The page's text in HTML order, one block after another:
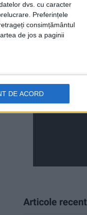
dvs. cu caracter
Preferințele
consimțământul
de jos a paginii
DE ACORD
Articole